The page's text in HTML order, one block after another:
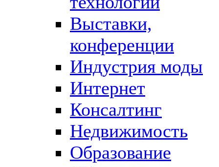
Выставки,
конференции
Индустрия моды
Интернет
Консалтинг
Недвижимость
Образование